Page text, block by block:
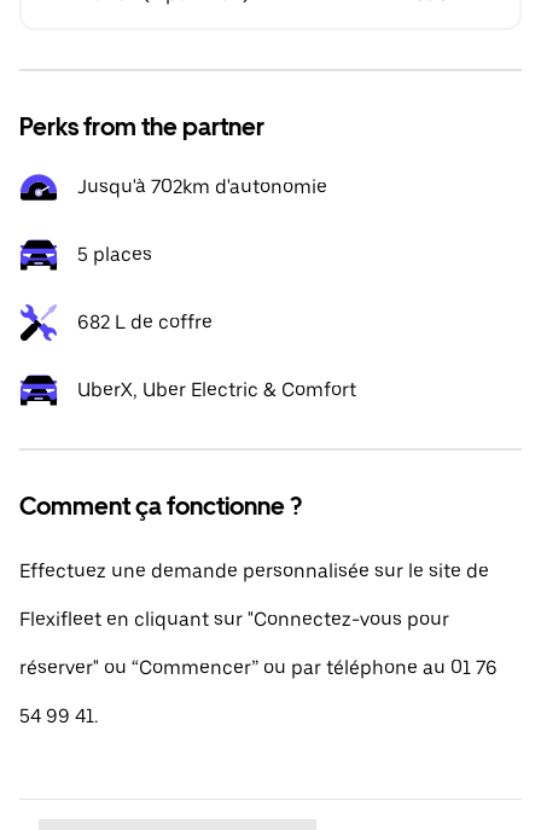
Perks from the partner
Jusqu'à 702km d'autonomie
5 places
682 L de coffre
UberX, Uber Electric & Comfort
Comment ça fonctionne ?
Effectuez une demande personnalisée sur le site de
Flexifleet en cliquant sur "Connectez-vous pour
réserver" ou “Commencer” ou par téléphone au 01 76
54 99 41.